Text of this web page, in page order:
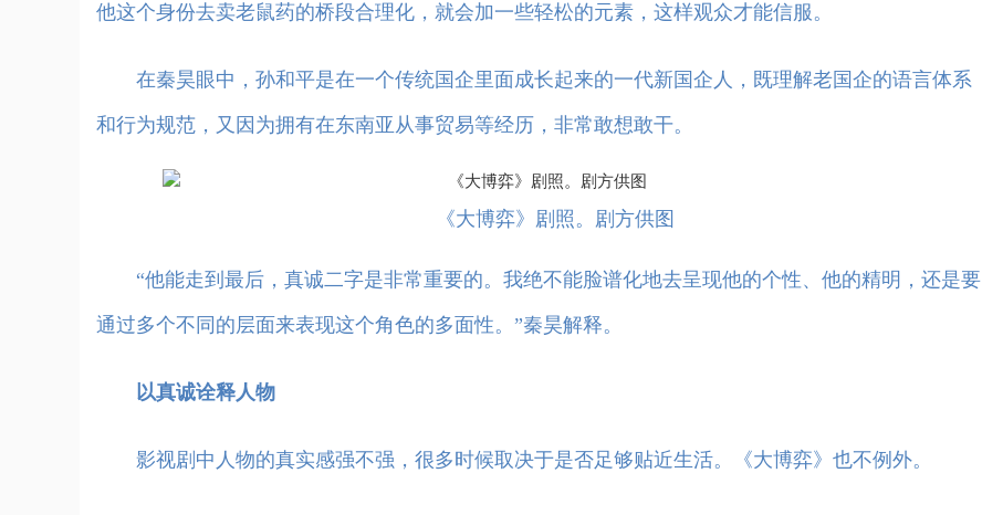
他这个身份去卖老鼠药的桥段合理化，就会加一些轻松的元素，这样观众才能信服。
在秦昊眼中，孙和平是在一个传统国企里面成长起来的一代新国企人，既理解老国企的语言体系
和行为规范，又因为拥有在东南亚从事贸易等经历，非常敢想敢干。
《大博弈》剧照。剧方供图
“他能走到最后，真诚二字是非常重要的。我绝不能脸谱化地去呈现他的个性、他的精明，还是要
通过多个不同的层面来表现这个角色的多面性。”秦昊解释。
以真诚诠释人物
影视剧中人物的真实感强不强，很多时候取决于是否足够贴近生活。《大博弈》也不例外。